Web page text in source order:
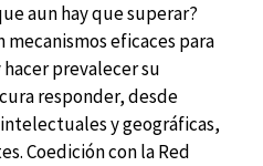
aun hay que superar?
mecanismos eficaces para
prevalecer su
responder, desde
y geográficas,
Coedición con la Red